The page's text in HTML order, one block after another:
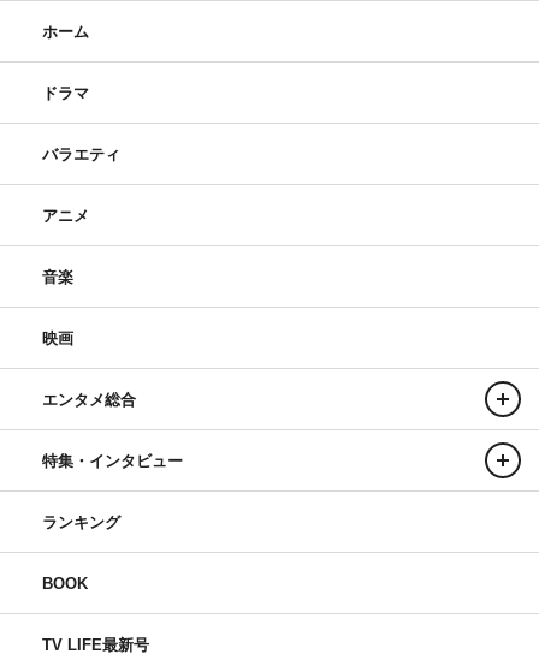
ホーム
ドラマ
バラエティ
アニメ
音楽
映画
エンタメ総合
特集・インタビュー
ランキング
BOOK
TV LIFE最新号